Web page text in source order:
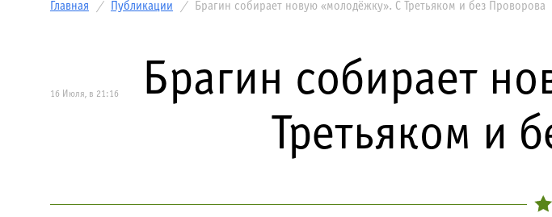
Главная / Публикации / Брагин собирает новую «молодёжку». С Третьяком и без Проворова
16 Июля, в 21:16
Брагин собирает
Третьяком и